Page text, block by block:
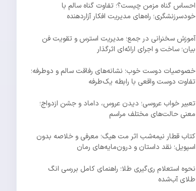
احساس گناه مزمن چیست؟؛ تفاوت گناه سالم با
خودسرزنشگری؛ راه‌های مدیریت افکار آزاردهنده
آموزش سخنرانی در جمع؛ مدیریت استرس و تقویت فن
بیان؛ ساخت و اجرای ارائه‌ای اثرگذار
خصوصیات دوست خوب؛ نشانه‌های رفاقت سالم و دوطرفه؛
تفاوت دوست واقعی با رابطه یک‌طرفه
تعبیر خواب عروسی؛ دیدن عروس، داماد و جشن ازدواج؛
معنی حالت‌های مختلف مراسم
کتاب قطار نیمه‌شب اثر مت هیگ؛ معرفی و خلاصه بدون
اسپویل؛ نقد داستان و درون‌مایه‌های رمان
نحوه استعلام ری‌گیری طلا؛ راهنمای کامل بررسی انگ
طلای آب‌شده